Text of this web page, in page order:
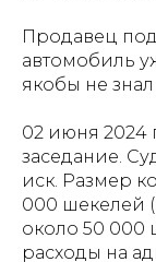
Продавец
автомобиль
якобы не
02 июня 2024
заседание.
иск. Размер
000 шекелей
около 50 000
расходы на